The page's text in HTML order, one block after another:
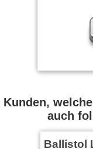
Kunden,
auch
Ballistol